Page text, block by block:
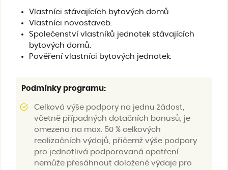
Vlastníci stávajících bytových domů.
Vlastníci novostaveb.
Společenství vlastníků jednotek stávajících
bytových domů.
Pověření vlastníci bytových jednotek.
Podmínky programu:
Celková výše podpory na jednu žádost,
včetně případných dotačních bonusů, je
omezena na max. 50 % celkových
realizačních výdajů, přičemž výše podpory
pro jednotlivá podporovaná opatření
nemůže přesáhnout doložené výdaje pro